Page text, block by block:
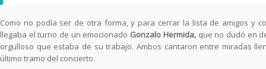
Como no podía ser de otra forma, y para cerrar la lista de amigos y
llegaba el turno de un emocionado Gonzalo Hermida,que no dudó en
orgulloso que estaba de su trabajo. Ambos cantaron entre miradas
último tramo del concierto.